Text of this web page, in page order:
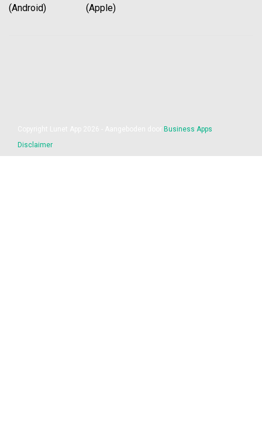
(Android) (Apple)
Business Apps
Disclaimer